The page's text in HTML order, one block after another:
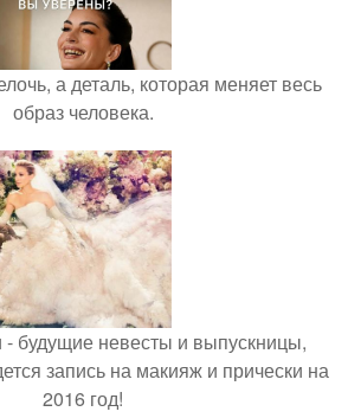
а деталь, которая меняет весь
образ человека.
будущие невесты и выпускницы,
запись на макияж и прически на
2016 год!